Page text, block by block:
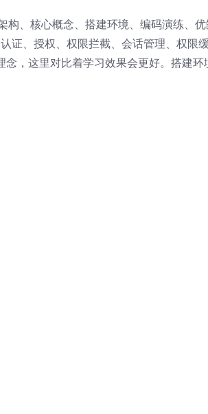
、核心概念、搭建环境、编码演练、
证、授权、权限拦截、会话管理、权限
，这里对比着学习效果会更好。搭建环